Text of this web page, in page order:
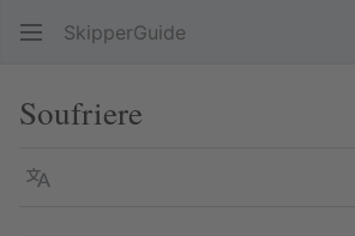
SkipperGuide
Soufriere
Sprache